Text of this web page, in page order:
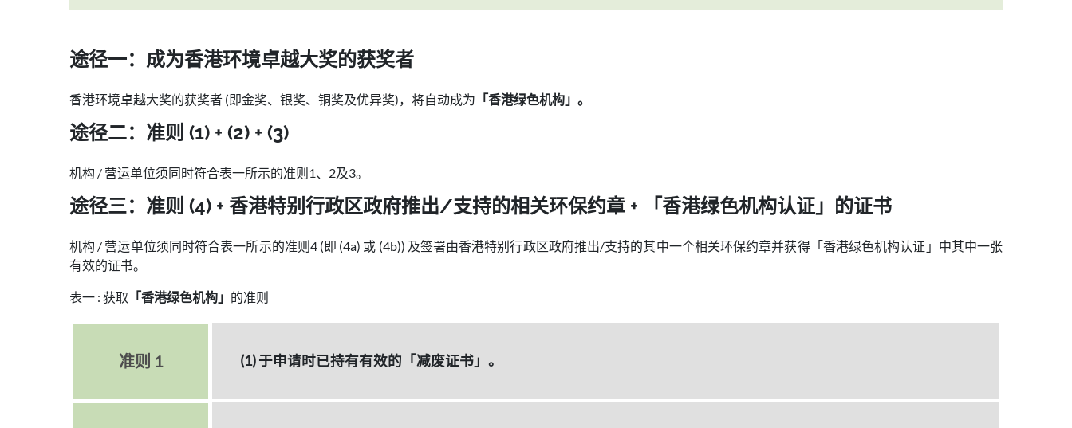
途径一：成为香港环境卓越大奖的获奖者
香港环境卓越大奖的获奖者 (即金奖、银奖、铜奖及优异奖)，将自动成为 「香港绿色机构」。
途径二：准则 (1) + (2) + (3)
机构 / 营运单位须同时符合表一所示的准则1、2及3。
途径三：准则 (4) + 香港特别行政区政府推出/支持的相关环保约章 + 「香港绿色机构认证」的证书
机构 / 营运单位须同时符合表一所示的准则4 (即 (4a) 或 (4b)) 及签署由香港特别行政区政府推出/支持的其中一个相关环保约章并获得「香港绿色机构认证」中其中一张
有效的证书。
表一 : 获取 「香港绿色机构」 的准则
准则 1 (1) 于申请时已持有有效的「减废证书」。